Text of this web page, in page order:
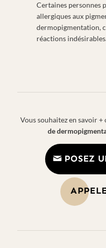
Certaines personnes
allergiques aux
dermopigmentation,
réactions
Vous souhaitez en savoir
de
POSEZ